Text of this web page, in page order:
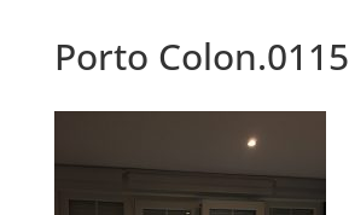
Porto Colon.0115